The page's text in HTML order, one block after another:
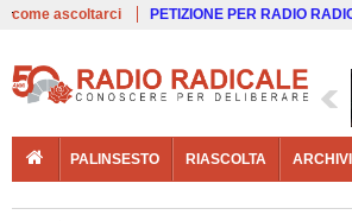
come ascoltarci PETIZIONE PER RADIO
PALINSESTO RIASCOLTA